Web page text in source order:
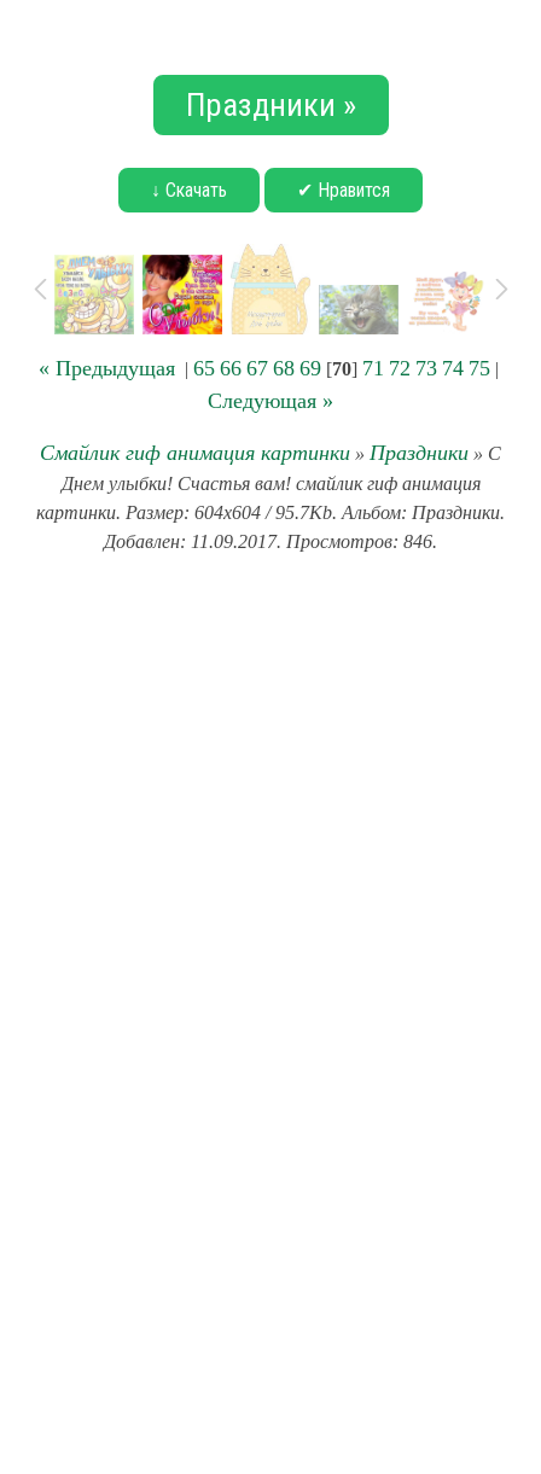
Праздники »
↓ Скачать ✔ Нравится
« Предыдущая| 65 66 67 68 69[70] 71 72 73 74 75|
Следующая »
Смайлик гиф анимация картинки » Праздники » С
Днем улыбки! Счастья вам! смайлик гиф анимация
картинки. Размер: 604x604 / 95.7Kb. Альбом: Праздники.
Добавлен: 11.09.2017. Просмотров: 846.